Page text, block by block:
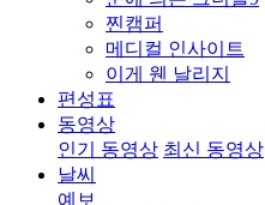
찐캠퍼
메디컬 인사이트
이게 웬 날리지
편성표
동영상
인기 동영상 최신 동영상
날씨
예보